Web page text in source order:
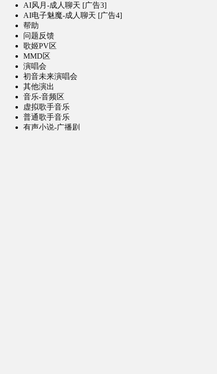
AI风月-成人聊天 [广告3]
AI电子魅魔-成人聊天 [广告4]
帮助
问题反馈
歌姬PV区
MMD区
演唱会
初音未来演唱会
其他演出
音乐-音频区
虚拟歌手音乐
普通歌手音乐
有声小说-广播剧